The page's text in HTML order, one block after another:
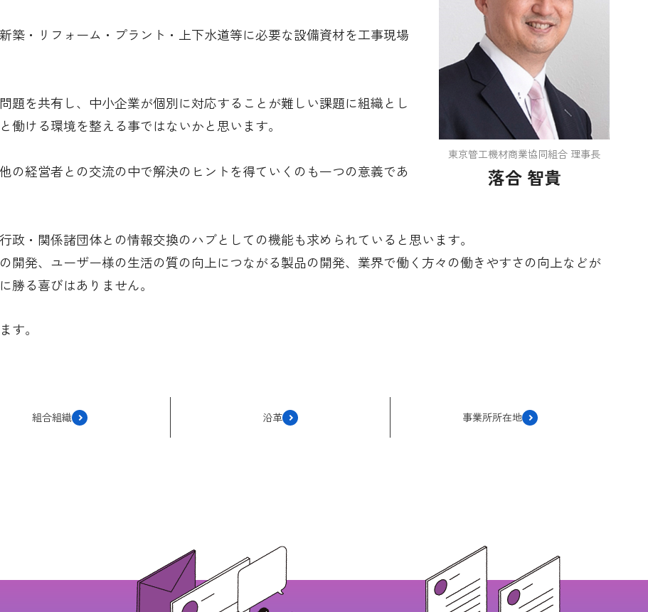
東京管工機材商業協同組合 理事長
落合 智貴
築・リフォーム・プラント・上下水道等に必要な設備資材を工事現場
題を共有し、中小企業が個別に対応することが難しい課題に組織とし
ける環境を整える事ではないかと思います。
の経営者との交流の中で解決のヒントを得ていくのも一つの意義であ
政・関係諸団体との情報交換のハブとしての機能も求められていると思います。
開発、ユーザー様の生活の質の向上につながる製品の開発、業界で働く方々の働きやすさの向上などが
勝る喜びはありません。
す。
組合組織 沿革 事業所所在地